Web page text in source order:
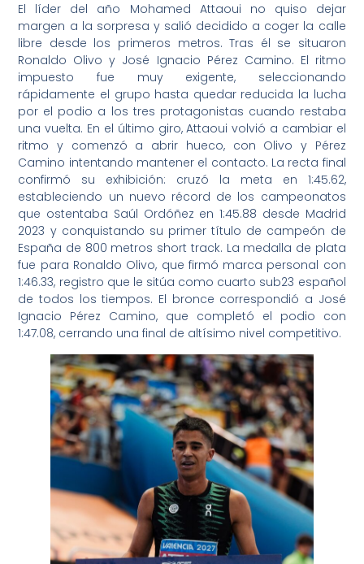
El líder del año Mohamed Attaoui no quiso dejar
margen a la sorpresa y salió decidido a coger la calle
libre desde los primeros metros. Tras él se situaron
Ronaldo Olivo y José Ignacio Pérez Camino. El ritmo
impuesto fue muy exigente, seleccionando
rápidamente el grupo hasta quedar reducida la lucha
por el podio a los tres protagonistas cuando restaba
una vuelta. En el último giro, Attaoui volvió a cambiar el
ritmo y comenzó a abrir hueco, con Olivo y Pérez
Camino intentando mantener el contacto. La recta final
confirmó su exhibición: cruzó la meta en 1:45.62,
estableciendo un nuevo récord de los campeonatos
que ostentaba Saúl Ordóñez en 1:45.88 desde Madrid
2023 y conquistando su primer título de campeón de
España de 800 metros short track. La medalla de plata
fue para Ronaldo Olivo, que firmó marca personal con
1:46.33, registro que le sitúa como cuarto sub23 español
de todos los tiempos. El bronce correspondió a José
Ignacio Pérez Camino, que completó el podio con
1:47.08, cerrando una final de altísimo nivel competitivo.